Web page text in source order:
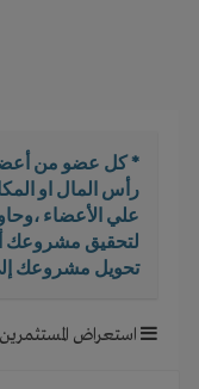
* كل عضو من
رأس المال او
علي الأعضاء
لتحقيق مشروعك
تحويل مشروعك
استعراض المستثمرين